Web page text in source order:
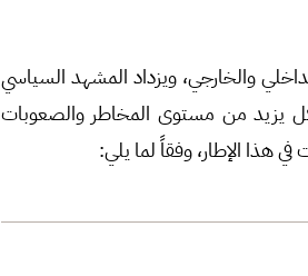
والخارجي، ويزداد المشهد السياسي
يزيد من مستوى المخاطر والصعوبات
هذا الإطار، وفقاً لما يلي: